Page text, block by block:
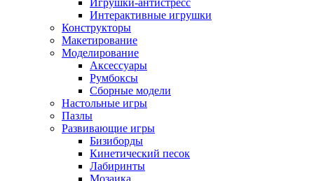
Игрушки-антистресс
Интерактивные игрушки
Конструкторы
Макетирование
Моделирование
Аксессуары
Румбоксы
Сборные модели
Настольные игры
Пазлы
Развивающие игры
Бизиборды
Кинетический песок
Лабиринты
Мозаика